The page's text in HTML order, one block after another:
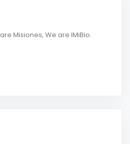
Misiones, We are IMiBio.